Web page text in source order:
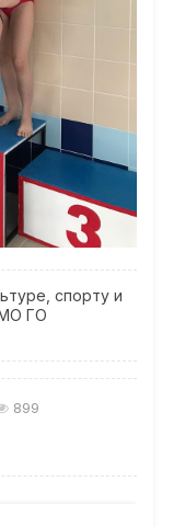
спорту и
ГО
899